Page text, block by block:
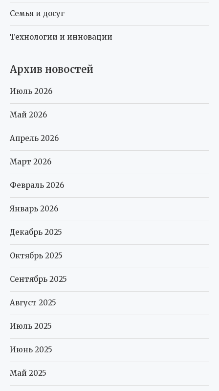
Семья и досуг
Технологии и инновации
Архив новостей
Июль 2026
Май 2026
Апрель 2026
Март 2026
Февраль 2026
Январь 2026
Декабрь 2025
Октябрь 2025
Сентябрь 2025
Август 2025
Июль 2025
Июнь 2025
Май 2025